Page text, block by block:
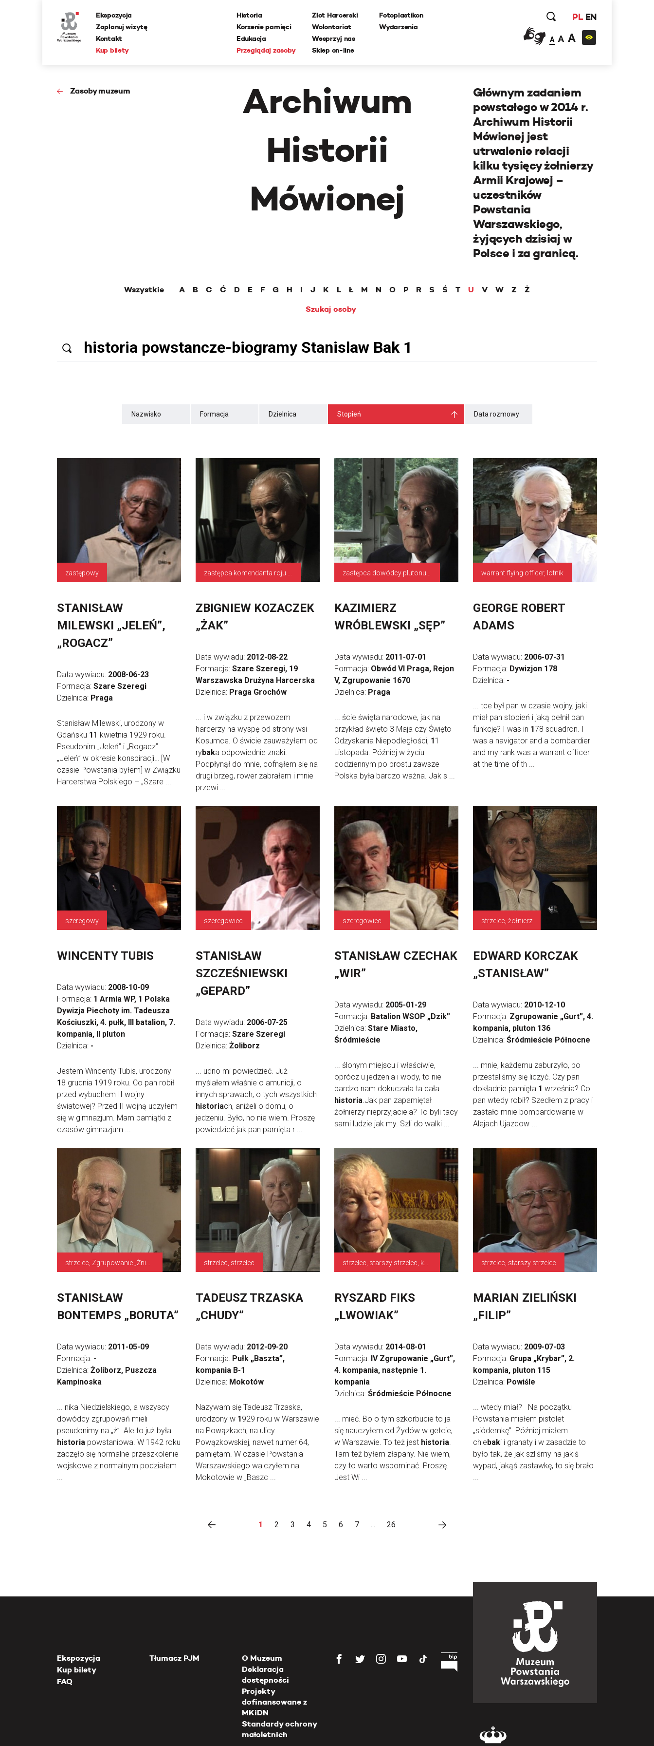
Ekspozycja
Zaplanuj wizytę
Kontakt
Kup bilety
Historia
Korzenie pamięci
Edukacja
Przeglądaj zasoby
Zlot Harcerski
Wolontariat
Wesprzyj nas
Sklep on-line
Fotoplastikon
Wydarzenia
PL EN
A A A
Zasoby muzeum
Archiwum
Historii
Mówionej
Głównym zadaniem
powstałego w 2014 r.
Archiwum Historii
Mówionej jest
utrwalenie relacji
kilku tysięcy żołnierzy
Armii Krajowej –
uczestników
Powstania
Warszawskiego,
żyjących dzisiaj w
Polsce i za granicą.
Wszystkie A B C Ć D E F G H I J K L Ł M N O P R S Ś T U V W Z
Ż
Szukaj osoby
Nazwisko Formacja Dzielnica Stopień Data rozmowy
zastępowy
STANISŁAW
MILEWSKI „JELEŃ”,
„ROGACZ”
Data wywiadu: 2008-06-23
Formacja: Szare Szeregi
Dzielnica: Praga
Stanisław Milewski, urodzony w
Gdańsku 11 kwietnia 1929 roku.
Pseudonim „Jeleń” i „Rogacz”.
„Jeleń” w okresie konspiracji… [W
czasie Powstania byłem] w Związku
Harcerstwa Polskiego – „Szare ...
ZBIGNIEW KOZACZEK
„ŻAK”
Data wywiadu: 2012-08-22
Formacja: Szare Szeregi, 19
Warszawska Drużyna Harcerska
Dzielnica: Praga Grochów
... i w związku z przewozem
harcerzy na wyspę od strony wsi
Kosumce. O świcie zauważyłem od
rybaka odpowiednie znaki.
Podpłynął do mnie, cofnąłem się na
drugi brzeg, rower zabrałem i mnie
przewi ...
KAZIMIERZ
WRÓBLEWSKI „SĘP”
Data wywiadu: 2011-07-01
Formacja: Obwód VI Praga, Rejon
V, Zgrupowanie 1670
Dzielnica: Praga
... ście święta narodowe, jak na
przykład święto 3 Maja czy Święto
Odzyskania Niepodległości, 11
Listopada. Później w życiu
codziennym po prostu zawsze
Polska była bardzo ważna. Jak s ...
warrant flying officer, lotnik
GEORGE ROBERT
ADAMS
Data wywiadu: 2006-07-31
Formacja: Dywizjon 178
Dzielnica: -
... tce był pan w czasie wojny, jaki
miał pan stopień i jaką pełnił pan
funkcję? I was in 178 squadron. I
was a navigator and a bombardier
and my rank was a warrant officer
at the time of th ...
szeregowy
WINCENTY TUBIS
Data wywiadu: 2008-10-09
Formacja: 1 Armia WP, 1 Polska
Dywizja Piechoty im. Tadeusza
Kościuszki, 4. pułk, III batalion, 7.
kompania, II pluton
Dzielnica: -
Jestem Wincenty Tubis, urodzony
18 grudnia 1919 roku. Co pan robił
przed wybuchem II wojny
światowej? Przed II wojną uczyłem
się w gimnazjum. Mam pamiątki z
czasów gimnazjum ...
szeregowiec
STANISŁAW
SZCZEŚNIEWSKI
„GEPARD”
Data wywiadu: 2006-07-25
Formacja: Szare Szeregi
Dzielnica: Żoliborz
... udno mi powiedzieć. Już
myślałem właśnie o amunicji, o
innych sprawach, o tych wszystkich
historiach, aniżeli o domu, o
jedzeniu. Było, no nie wiem. Proszę
powiedzieć jak pan pamięta r ...
szeregowiec
STANISŁAW CZECHAK
„WIR”
Data wywiadu: 2005-01-29
Formacja: Batalion WSOP „Dzik”
Dzielnica: Stare Miasto,
Śródmieście
... ślonym miejscu i właściwie,
oprócz u jedzenia i wody, to nie
bardzo nam dokuczała ta cała
historia.Jak pan zapamiętał
żołnierzy nieprzyjaciela? To byli tacy
sami ludzie jak my. Szli do walki ...
strzelec, żołnierz
EDWARD KORCZAK
„STANISŁAW”
Data wywiadu: 2010-12-10
Formacja: Zgrupowanie „Gurt”, 4.
kompania, pluton 136
Dzielnica: Śródmieście Północne
... mnie, każdemu zaburzyło, bo
przestaliśmy się liczyć. Czy pan
dokładnie pamięta 1 września? Co
pan wtedy robił? Szedłem z pracy i
zastało mnie bombardowanie w
Alejach Ujazdow ...
STANISŁAW
BONTEMPS „BORUTA”
Data wywiadu: 2011-05-09
Formacja: -
Dzielnica: Żoliborz, Puszcza
Kampinoska
... nika Niedzielskiego, a wszyscy
dowódcy zgrupowań mieli
pseudonimy na „ż”. Ale to już była
historia powstaniowa. W 1942 roku
zaczęło się normalne przeszkolenie
wojskowe z normalnym podziałem
...
strzelec, strzelec
TADEUSZ TRZASKA
„CHUDY”
Data wywiadu: 2012-09-20
Formacja: Pułk „Baszta”,
kompania B-1
Dzielnica: Mokotów
Nazywam się Tadeusz Trzaska,
urodzony w 1929 roku w Warszawie
na Powązkach, na ulicy
Powązkowskiej, nawet numer 64,
pamiętam. W czasie Powstania
Warszawskiego walczyłem na
Mokotowie w „Baszc ...
RYSZARD FIKS
„LWOWIAK”
Data wywiadu: 2014-08-01
Formacja: IV Zgrupowanie „Gurt”,
4. kompania, następnie 1.
kompania
Dzielnica: Śródmieście Północne
... mieć. Bo o tym szkorbucie to ja
się nauczyłem od Żydów w getcie,
w Warszawie. To też jest historia.
Tam też byłem złapany. Nie wiem,
czy to warto wspominać. Proszę.
Jest Wi ...
strzelec, starszy strzelec
MARIAN ZIELIŃSKI
„FILIP”
Data wywiadu: 2009-07-03
Formacja: Grupa „Krybar”, 2.
kompania, pluton 115
Dzielnica: Powiśle
... wtedy miał? Na początku
Powstania miałem pistolet
„siódemkę”. Później miałem
chlebaki i granaty i w zasadzie to
było tak, że jak szliśmy na jakiś
wypad, jakąś zastawkę, to się brało
...
1 2 3 4 5 6 7 ... 26
Ekspozycja
Kup bilety
FAQ
Tłumacz PJM
O Muzeum
Deklaracja
dostępności
Projekty
dofinansowane z
MKiDN
Standardy ochrony
małoletnich